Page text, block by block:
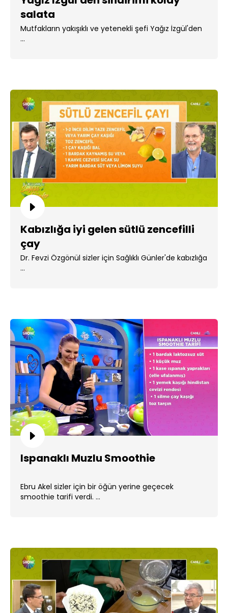
salata
Mutfakların yakışıklı ve yetenekli şefi Yağız İzgül'den
...
Kabızlığa iyi gelen sütlü zencefilli
çay
Dr. Fevzi Özgönül sizler için Sağlıklı Günler'de kabızlığa
...
Ispanaklı Muzlu Smoothie
Ebru Akel sizler için bir öğün yerine geçecek
smoothie tarifi verdi. ...